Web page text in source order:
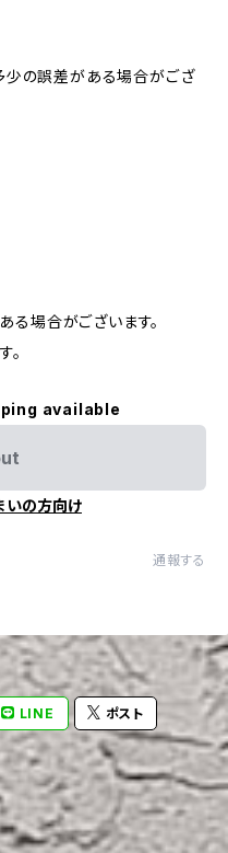
の誤差がある場合がござ
場合がございます。
。
available
いの方向け
通報する
LINE ポスト